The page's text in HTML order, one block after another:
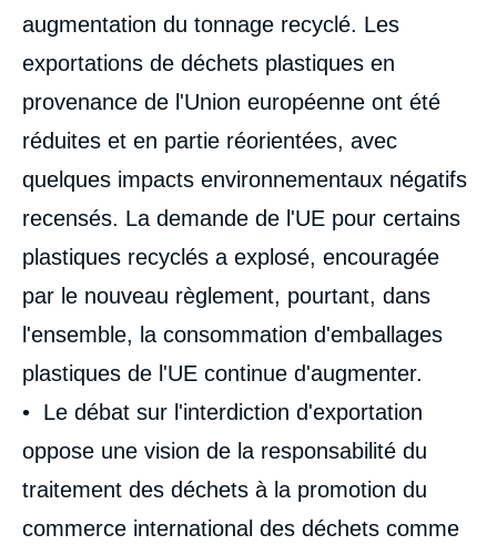
augmentation du tonnage recyclé. Les
exportations de déchets plastiques en
provenance de l'Union européenne ont été
réduites et en partie réorientées, avec
quelques impacts environnementaux négatifs
recensés. La demande de l'UE pour certains
plastiques recyclés a explosé, encouragée
par le nouveau règlement, pourtant, dans
l'ensemble, la consommation d'emballages
plastiques de l'UE continue d'augmenter.
• Le débat sur l'interdiction d'exportation
oppose une vision de la responsabilité du
traitement des déchets à la promotion du
commerce international des déchets comme